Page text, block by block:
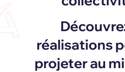
réalisations
projeter au